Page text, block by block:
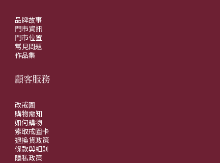
品牌故事
門市資訊
門市位置
常見問題
作品集
顧客服務
改戒圍
購物需知
如何購物
索取戒圍卡
退換貨政策
條款與細則
隱私政策